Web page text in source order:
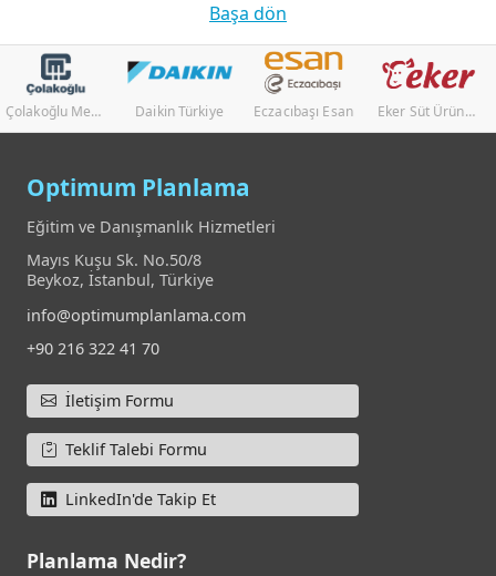
Başa dön
Çolakoğlu Metalurji Daikin Türkiye Eczacıbaşı Esan Eker Süt Ürünleri
Optimum Planlama
Eğitim ve Danışmanlık Hizmetleri
Mayıs Kuşu Sk. No.50/8
Beykoz, İstanbul, Türkiye
info@optimumplanlama.com
+90 216 322 41 70
İletişim Formu
Teklif Talebi Formu
LinkedIn'de Takip Et
Planlama Nedir?